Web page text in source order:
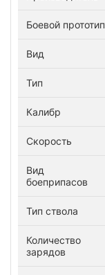
Боевой прототип
Вид
Тип
Калибр
Скорость
Вид
боеприпасов
Тип ствола
Количество
зарядов